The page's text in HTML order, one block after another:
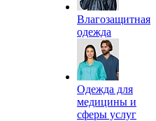
Влагозащитная
одежда
Одежда для
медицины и
сферы услуг